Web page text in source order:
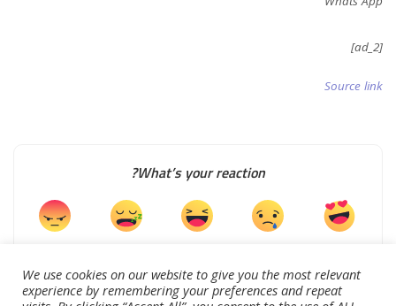
[ad_2]
Source link
What’s your reaction?
We use cookies on our website to give you the most relevant
experience by remembering your preferences and repeat